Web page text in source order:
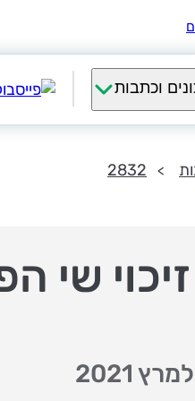
וכתבות
2832
שי